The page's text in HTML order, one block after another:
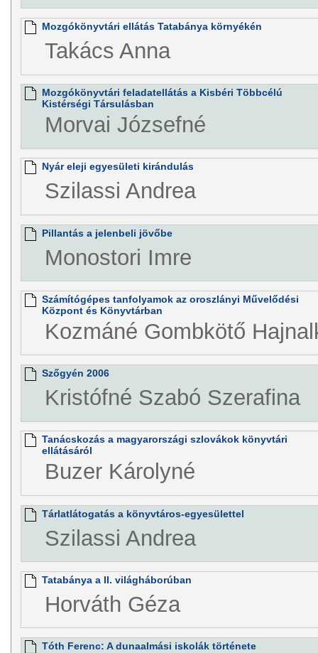
Mozgókönyvtári ellátás Tatabánya környékén
Takács Anna
Mozgókönyvtári feladatellátás a Kisbéri Többcélú
Kistérségi Társulásban
Morvai Józsefné
Nyár eleji egyesületi kirándulás
Szilassi Andrea
Pillantás a jelenbeli jövőbe
Monostori Imre
Számítógépes tanfolyamok az oroszlányi Művelődési
Központ és Könyvtárban
Kozmáné Gombkötő
Szőgyén 2006
Kristófné Szabó Szerafina
Tanácskozás a magyarországi szlovákok könyvtári
ellátásáról
Buzer Károlyné
Tárlatlátogatás a könyvtáros-egyesülettel
Szilassi Andrea
Tatabánya a II. világháborúban
Horváth Géza
Tóth Ferenc: A dunaalmási iskolák története